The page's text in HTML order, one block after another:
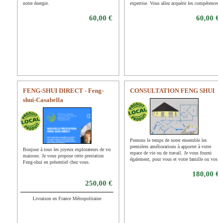
notre énergie.
60,00 €
expertise. Vous allez acquérir les
60,00
FENG-SHUI DIRECT - Feng-
shui-Casabella
Bonjour à tous les joyeux explorateurs de vos
maisons. Je vous propose cette prestation
Feng-shui en présentiel chez vous.
250,00 €
Livraison en France Métropolitaine
CONSULTATION FENG SHUI
Prenons le temps de noter ensemble les
premières améliorations à apporter à votre
espace de vie ou de travail. Je vous fourni
également, pour vous et votre famille ou vos
180,00